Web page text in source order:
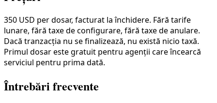
350 USD per dosar, facturat la închidere. Fără tarife
lunare, fără taxe de configurare, fără taxe de anulare.
Dacă tranzacția nu se finalizează, nu există nicio taxă.
Primul dosar este gratuit pentru agenții care încearcă
serviciul pentru prima dată.
Întrebări frecvente